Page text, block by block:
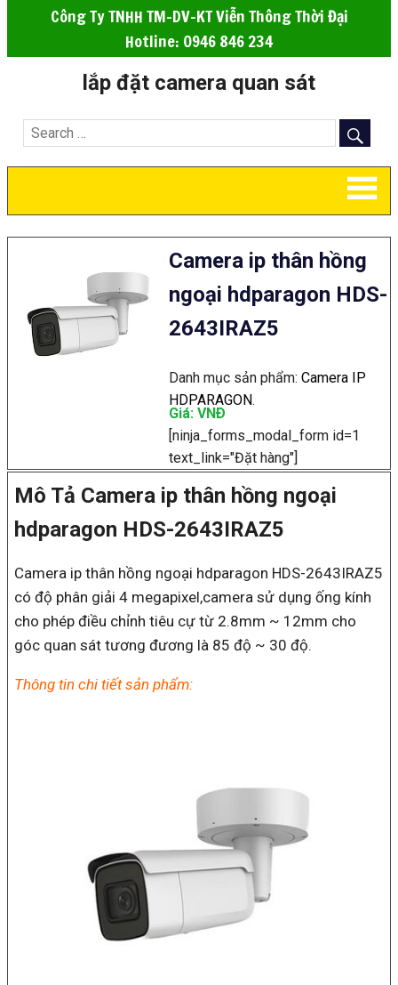
Công Ty TNHH TM-DV-KT Viễn Thông Thời Đại
Hotline: 0946 846 234
lắp đặt camera quan sát
Camera ip thân hồng
ngoại hdparagon HDS-
2643IRAZ5
Danh mục sản phẩm: Camera IP
HDPARAGON.
Giá: VNÐ
[ninja_forms_modal_form id=1
text_link="Đặt hàng"]
Mô Tả Camera ip thân hồng ngoại
hdparagon HDS-2643IRAZ5
Camera ip thân hồng ngoại hdparagon HDS-2643IRAZ5
có độ phân giải 4 megapixel,camera sử dụng ống kính
cho phép điều chỉnh tiêu cự từ 2.8mm ~ 12mm cho
góc quan sát tương đương là 85 độ ~ 30 độ.
Thông tin chi tiết sản phẩm: